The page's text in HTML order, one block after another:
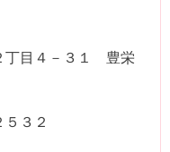
丁目４－３１ 豊栄
５３２